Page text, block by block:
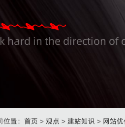
hard in the direction of
位置： 首页 > 观点 > 建站知识 > 网站